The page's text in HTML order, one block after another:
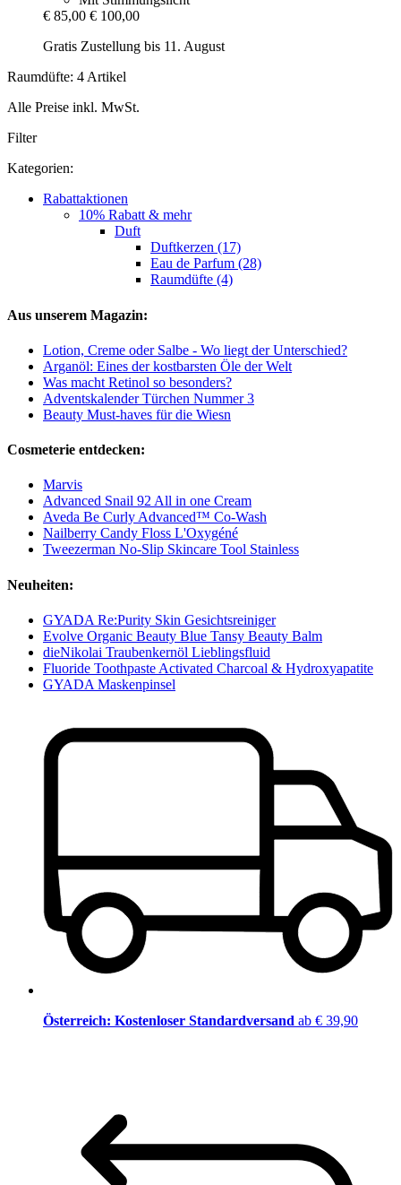
€ 85,00 € 100,00
Gratis Zustellung bis 11. August
Raumdüfte: 4 Artikel
Alle Preise inkl. MwSt.
Filter
Kategorien:
Rabattaktionen
10% Rabatt & mehr
Duft
Duftkerzen (17)
Eau de Parfum (28)
Raumdüfte (4)
Aus unserem Magazin:
Lotion, Creme oder Salbe - Wo liegt der Unterschied?
Arganöl: Eines der kostbarsten Öle der Welt
Was macht Retinol so besonders?
Adventskalender Türchen Nummer 3
Beauty Must-haves für die Wiesn
Cosmeterie entdecken:
Marvis
Advanced Snail 92 All in one Cream
Aveda Be Curly Advanced™ Co-Wash
Nailberry Candy Floss L'Oxygéné
Tweezerman No-Slip Skincare Tool Stainless
Neuheiten:
GYADA Re:Purity Skin Gesichtsreiniger
Evolve Organic Beauty Blue Tansy Beauty Balm
dieNikolai Traubenkernöl Lieblingsfluid
Fluoride Toothpaste Activated Charcoal & Hydroxyapatite
GYADA Maskenpinsel
Österreich: Kostenloser Standardversand ab € 39,90